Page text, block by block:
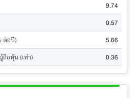
9.74
0.57
ต่อปี) 5.66
อหุ้น (เท่า) 0.36